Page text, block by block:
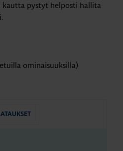
kautta pystyt helposti hallita
ominaisuuksilla)